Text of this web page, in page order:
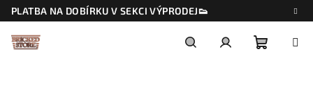
Přejít
na
obsah
PLATBA NA DOBÍRKU V SEKCI VÝPRODEJ👟